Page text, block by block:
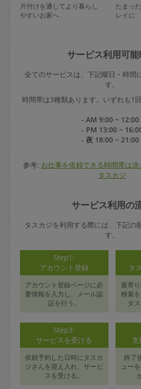
片付けを通してより暮らし
やすいお家へ
たまっ
レイに
サービス利用可
全てのサービスは、下記曜日・時間
す。
時間帯は3種類あります。いずれも1
- AM 9:00 ~ 12:00
- PM 13:00 ~
- 夜 18:00 ~ 21:00
参考: お仕事を依頼できる時間帯は
タスカジ
サービス利用の
タスカジを利用する際には、下記の
す。
Step1:
アカウント登録
アカウント登録ページに必
要情報を入力し、メール認
証を行う。
タ
最寄
検索
タ
Step3:
サービスを受ける
依頼予約した日時にタスカ
ジさんを迎え入れ、サービ
スを受ける。
支
終了
ュー